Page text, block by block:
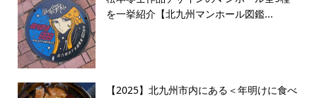
を一挙紹介【北九州マンホール図鑑...
【2025】北九州市内にある＜年明けに食べ